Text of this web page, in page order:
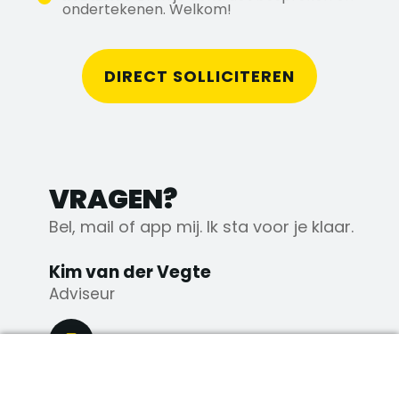
ondertekenen. Welkom!
DIRECT SOLLICITEREN
VRAGEN?
Bel, mail of app mij. Ik sta voor je klaar.
Kim van der Vegte
Adviseur
076 - 206 10 00